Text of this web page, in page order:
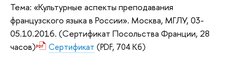
Тема: «Культурные аспекты преподавания
французского языка в России». Москва, МГЛУ, 03-
05.10.2016. (Сертификат Посольства Франции, 28
часов)
Сертификат (PDF, 704 Кб)